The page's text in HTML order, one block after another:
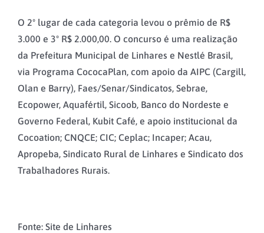
O 2º lugar de cada categoria levou o prêmio de R$
3.000 e 3º R$ 2.000,00. O concurso é uma realização
da Prefeitura Municipal de Linhares e Nestlé Brasil,
via Programa CococaPlan, com apoio da AIPC (Cargill,
Olan e Barry), Faes/Senar/Sindicatos, Sebrae,
Ecopower, Aquafértil, Sicoob, Banco do Nordeste e
Governo Federal, Kubit Café, e apoio institucional da
Cocoation; CNQCE; CIC; Ceplac; Incaper; Acau,
Apropeba, Sindicato Rural de Linhares e Sindicato dos
Trabalhadores Rurais.
Fonte: Site de Linhares